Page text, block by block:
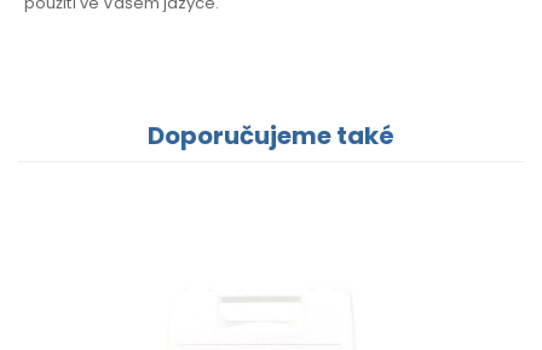
Doporučujeme také